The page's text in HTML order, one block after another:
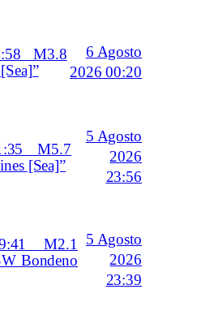
M3.8
6 Agosto
2026 00:20
M5.7
[Sea]”
5 Agosto
2026
23:56
M2.1
Bondeno
5 Agosto
2026
23:39